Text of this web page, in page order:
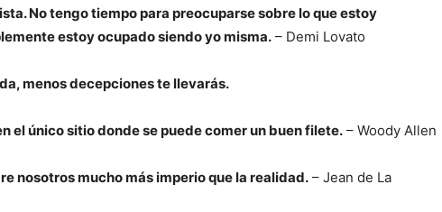
No tengo tiempo para preocuparse sobre lo que estoy
estoy ocupado siendo yo misma. – Demi Lovato
menos decepciones te llevarás.
el único sitio donde se puede comer un buen filete. – Woody Allen
nosotros mucho más imperio que la realidad. – Jean de La